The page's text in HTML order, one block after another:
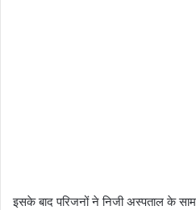
इसके बाद परिजनों ने निजी अस्पताल के